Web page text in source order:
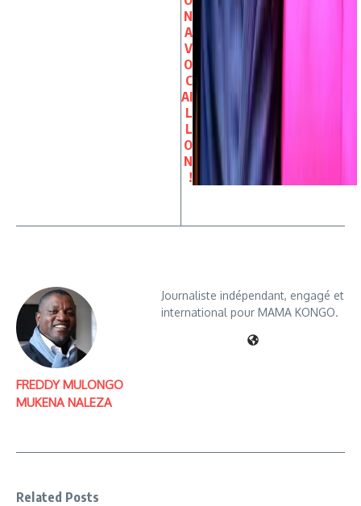
N
A
V
O
C
AI
L
L
O
N
!
FREDDY MULONGO
MUKENA NALEZA
Journaliste indépendant, engagé et
international pour MAMA KONGO.
Related Posts